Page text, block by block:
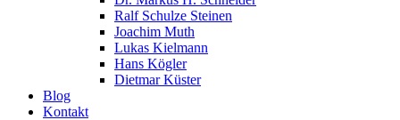
Ralf Schulze Steinen
Joachim Muth
Lukas Kielmann
Hans Kögler
Dietmar Küster
Blog
Kontakt